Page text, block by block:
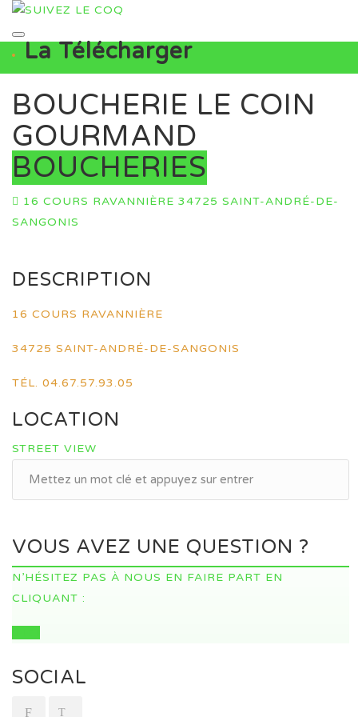
La Télécharger
BOUCHERIE LE COIN
GOURMAND
BOUCHERIES
16 COURS RAVANNIÈRE 34725 SAINT-ANDRÉ-DE-
SANGONIS
DESCRIPTION
16 COURS RAVANNIÈRE
34725 SAINT-ANDRÉ-DE-SANGONIS
TÉL. 04.67.57.93.05
LOCATION
STREET VIEW
VOUS AVEZ UNE QUESTION ?
N’HÉSITEZ PAS À NOUS EN FAIRE PART EN
CLIQUANT :
SOCIAL